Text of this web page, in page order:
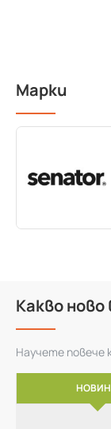
Марки
Какво ново
Научете повече